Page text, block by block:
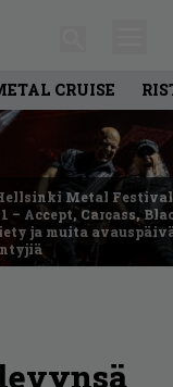
CRUISE
Metal
– Accept, Carcass,
ja muita